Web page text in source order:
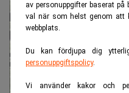
av personuppgifter baserat
val när som helst genom att
webbplats.
Du kan fördjupa dig
personuppgiftspolicy.
Vi använder kakor och